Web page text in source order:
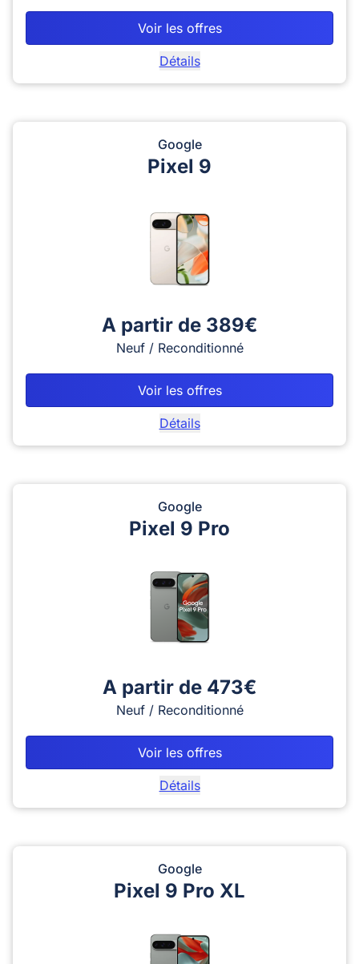
Voir les offres
Détails
Google
Pixel 9
A partir de 389€
Neuf / Reconditionné
Voir les offres
Détails
Google
Pixel 9 Pro
A partir de 473€
Neuf / Reconditionné
Voir les offres
Détails
Google
Pixel 9 Pro XL